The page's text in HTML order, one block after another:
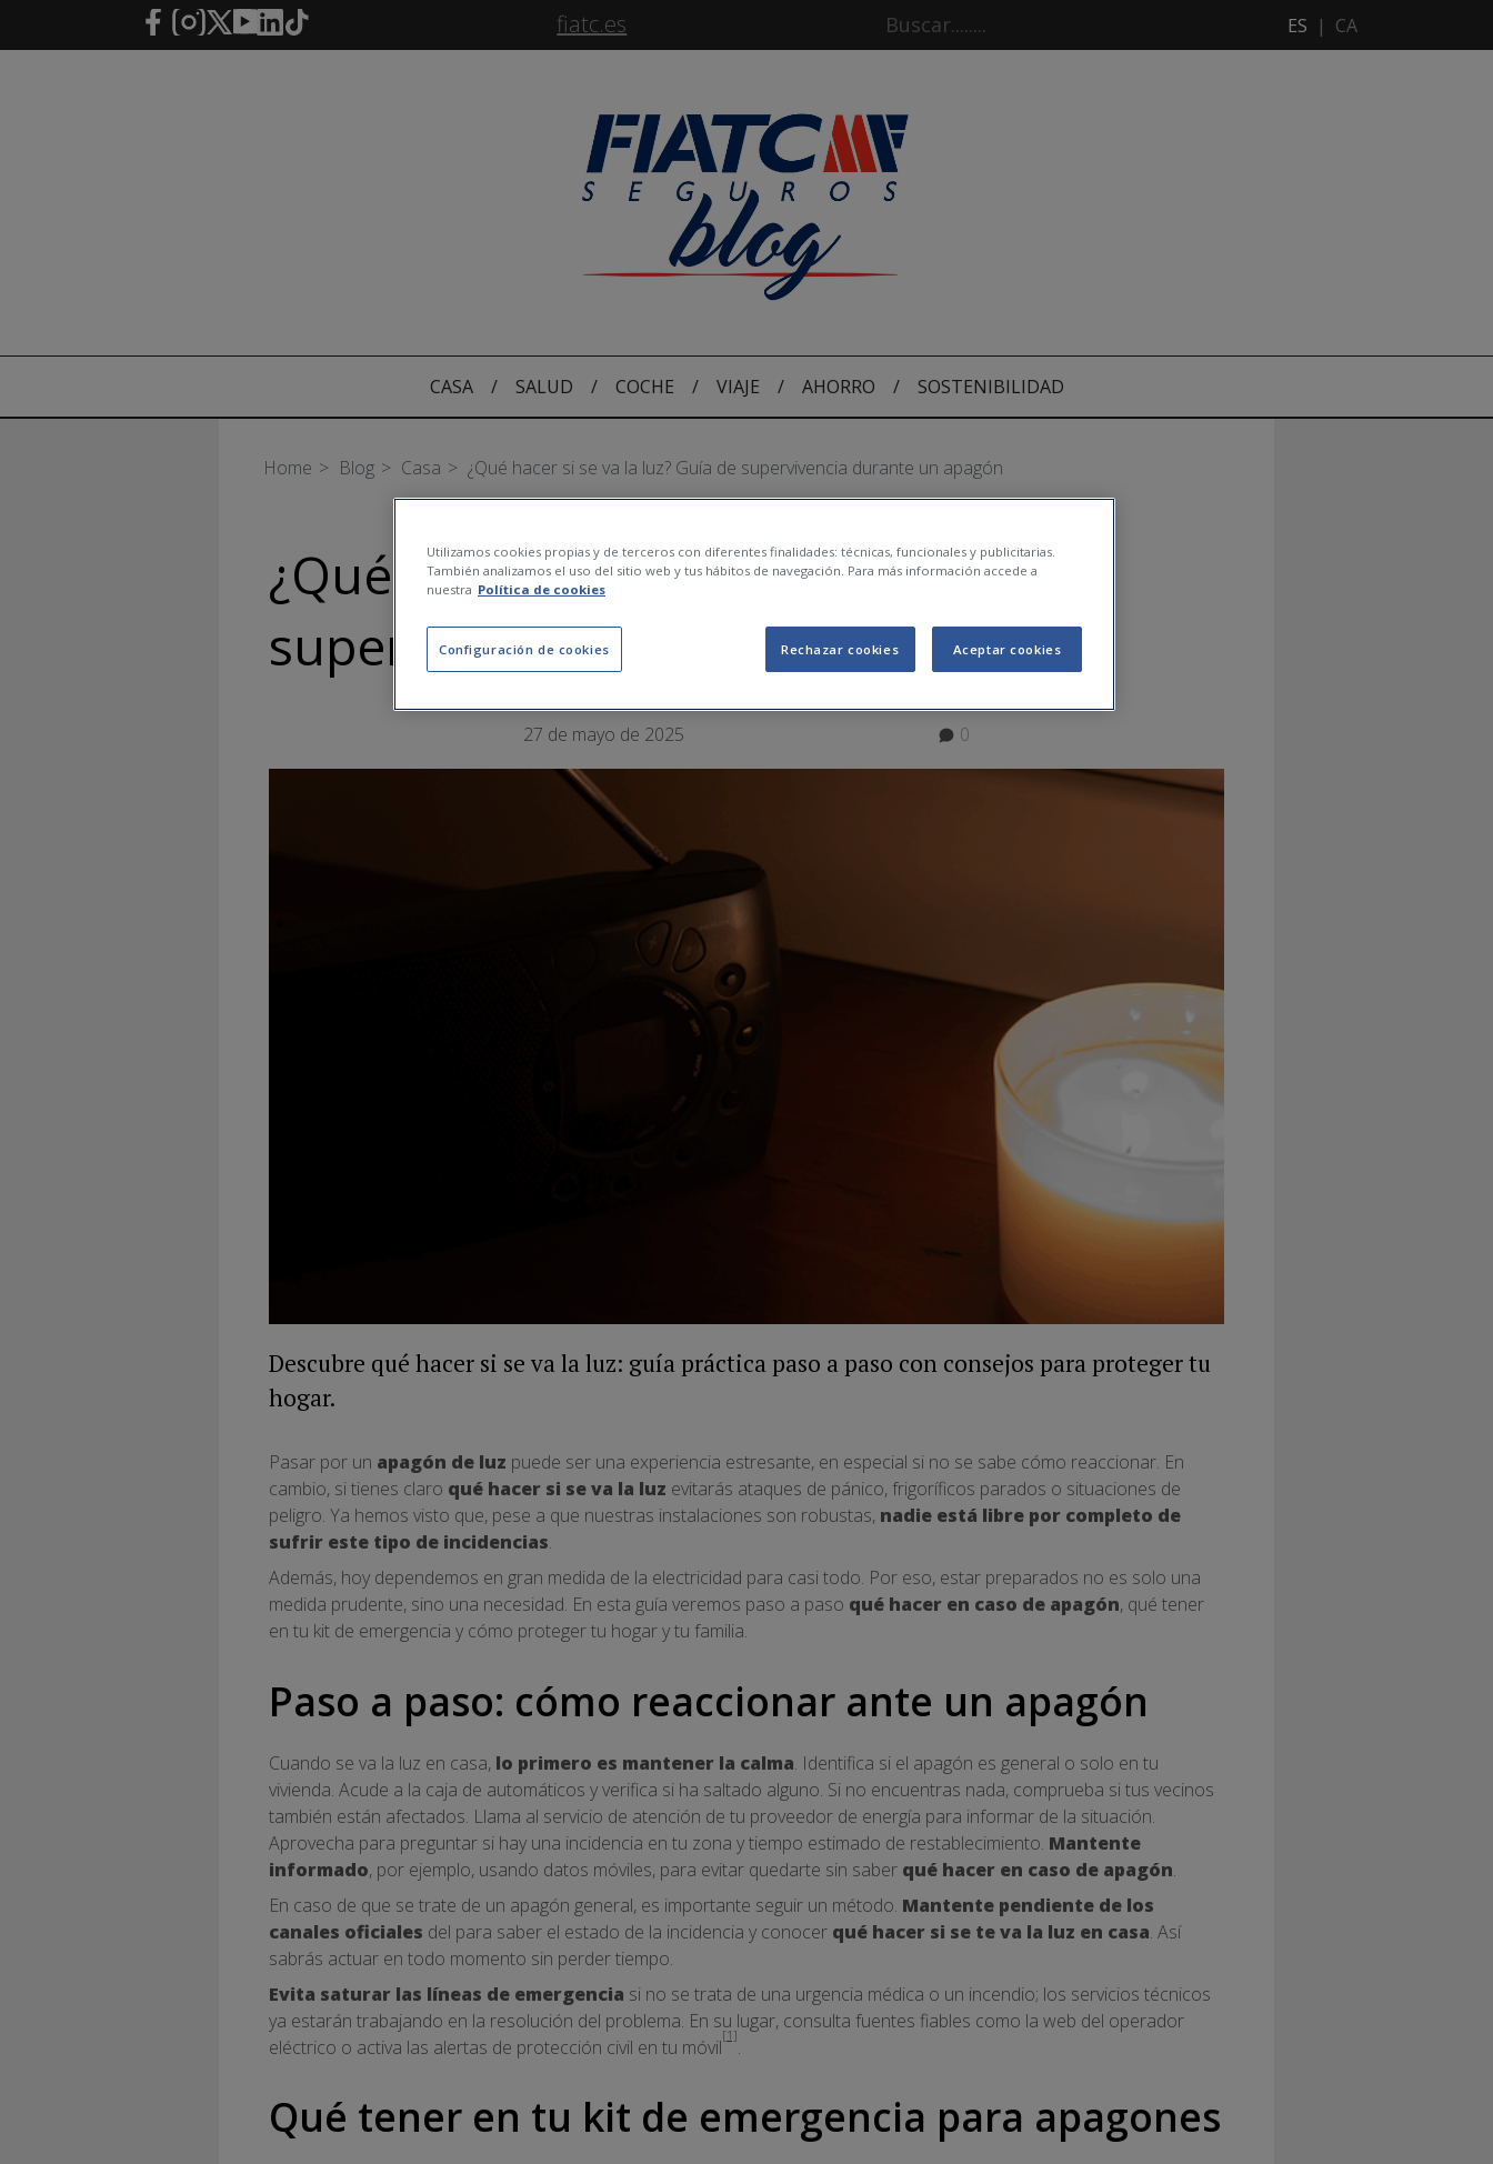
Saltar al contenido principal fiatc.es ES | CA
CASA / SALUD / COCHE / VIAJE / AHORRO / SOSTENIBILIDAD
Home Blog Casa ¿Qué hacer si se va la luz? Guía de supervivencia durante un apagón
¿Qué hacer si se va la luz? Guía de
supervivencia durante un apagón
27 de mayo de 2025 0
Descubre qué hacer si se va la luz: guía práctica paso a paso con consejos para proteger tu
hogar.
Pasar por un apagón de luz puede ser una experiencia estresante, en especial si no se sabe cómo reaccionar. En
cambio, si tienes claro qué hacer si se va la luz evitarás ataques de pánico, frigoríficos parados o situaciones de
peligro. Ya hemos visto que, pese a que nuestras instalaciones son robustas, nadie está libre por completo de
sufrir este tipo de incidencias.
Además, hoy dependemos en gran medida de la electricidad para casi todo. Por eso, estar preparados no es solo una
medida prudente, sino una necesidad. En esta guía veremos paso a paso qué hacer en caso de apagón, qué tener
en tu kit de emergencia y cómo proteger tu hogar y tu familia.
Paso a paso: cómo reaccionar ante un apagón
Cuando se va la luz en casa, lo primero es mantener la calma. Identifica si el apagón es general o solo en tu
vivienda. Acude a la caja de automáticos y verifica si ha saltado alguno. Si no encuentras nada, comprueba si tus vecinos
también están afectados. Llama al servicio de atención de tu proveedor de energía para informar de la situación.
Aprovecha para preguntar si hay una incidencia en tu zona y tiempo estimado de restablecimiento. Mantente
informado, por ejemplo, usando datos móviles, para evitar quedarte sin saber qué hacer en caso de apagón.
En caso de que se trate de un apagón general, es importante seguir un método. Mantente pendiente de los
canales oficiales del para saber el estado de la incidencia y conocer qué hacer si se te va la luz en casa. Así
sabrás actuar en todo momento sin perder tiempo.
Evita saturar las líneas de emergencia si no se trata de una urgencia médica o un incendio; los servicios técnicos
ya estarán trabajando en la resolución del problema. En su lugar, consulta fuentes fiables como la web del operador
eléctrico o activa las alertas de protección civil en tu móvil[1].
Qué tener en tu kit de emergencia para apagones
Utilizamos cookies propias y de terceros con diferentes finalidades: técnicas, funcionales y publicitarias.
También analizamos el uso del sitio web y tus hábitos de navegación. Para más información accede a
nuestra Política de cookies
Configuración de cookies Rechazar cookies Aceptar cookies